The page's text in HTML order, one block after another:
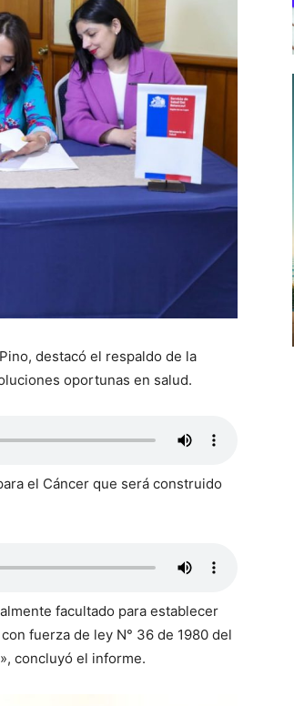
destacó el respaldo de la
oportunas en salud.
el Cáncer que será construido
facultado para establecer
fuerza de ley N° 36 de 1980 del
concluyó el informe.